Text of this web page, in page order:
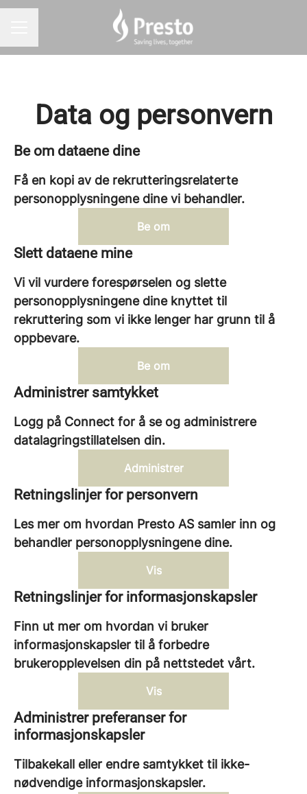
Data og personvern
Be om dataene dine
Få en kopi av de rekrutteringsrelaterte
personopplysningene dine vi behandler.
Be om
Slett dataene mine
Vi vil vurdere forespørselen og slette
personopplysningene dine knyttet til
rekruttering som vi ikke lenger har grunn til å
oppbevare.
Be om
Administrer samtykket
Logg på Connect for å se og administrere
datalagringstillatelsen din.
Administrer
Retningslinjer for personvern
Les mer om hvordan Presto AS samler inn og
behandler personopplysningene dine.
Vis
Retningslinjer for informasjonskapsler
Finn ut mer om hvordan vi bruker
informasjonskapsler til å forbedre
brukeropplevelsen din på nettstedet vårt.
Vis
Administrer preferanser for
informasjonskapsler
Tilbakekall eller endre samtykket til ikke-
nødvendige informasjonskapsler.